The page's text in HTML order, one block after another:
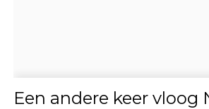
Een andere keer vloog